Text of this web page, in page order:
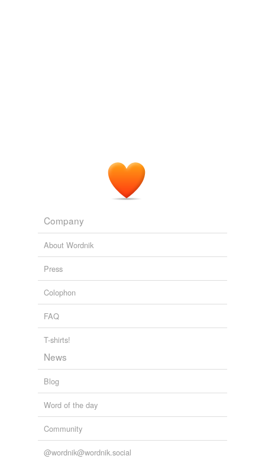
Company
About Wordnik
Press
Colophon
FAQ
T-shirts!
News
Blog
Word of the day
Community
@wordnik@wordnik.social